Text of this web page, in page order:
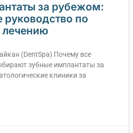
за рубежом:
руководство по
лечению
(DentSpa) Почему все
зубные имплантаты за
клиники за